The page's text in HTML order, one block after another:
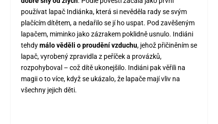
používat lapač Indiánka, která si nevěděla rady se svým
plačícím dítětem, a nedařilo se jí ho uspat. Pod zavěšeným
lapačem, miminkojako zázrakem poklidně usnulo. Indiáni
tehdymálo věděli o proudění vzduchu, jehož přičiněním se
lapač, vyrobený zpravidla z peříček a provázků,
rozpohyboval – což dítě ukonejšilo. Indiáni pak věřili na
magii o to více, když se ukázalo, že lapače mají vliv na
všechny jejich děti.